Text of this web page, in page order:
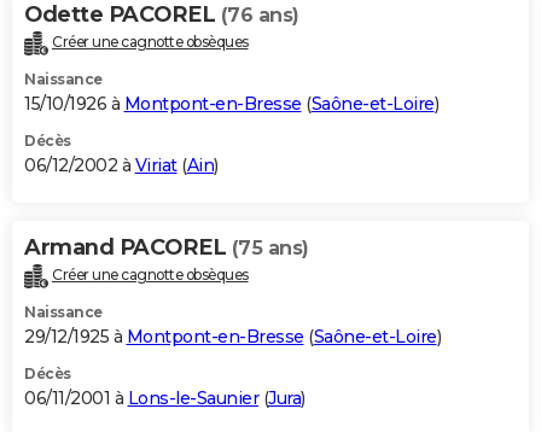
Odette PACOREL (76 ans)
Créer une cagnotte obsèques
Naissance
15/10/1926 à Montpont-en-Bresse (Saône-et-Loire)
Décès
06/12/2002 à Viriat(Ain)
Armand PACOREL (75 ans)
Créer une cagnotte obsèques
Naissance
29/12/1925 à Montpont-en-Bresse (Saône-et-Loire)
Décès
06/11/2001 à Lons-le-Saunier(Jura)